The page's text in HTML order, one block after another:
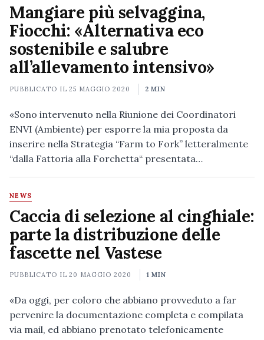
Mangiare più selvaggina,
Fiocchi: «Alternativa eco
sostenibile e salubre
all’allevamento intensivo»
PUBBLICATO IL25 MAGGIO 2020 2 MIN
«Sono intervenuto nella Riunione dei Coordinatori
ENVI (Ambiente) per esporre la mia proposta da
inserire nella Strategia “Farm to Fork” letteralmente
“dalla Fattoria alla Forchetta“ presentata…
NEWS
Caccia di selezione al cinghiale:
parte la distribuzione delle
fascette nel Vastese
PUBBLICATO IL20 MAGGIO 2020 1 MIN
«Da oggi, per coloro che abbiano provveduto a far
pervenire la documentazione completa e compilata
via mail, ed abbiano prenotato telefonicamente